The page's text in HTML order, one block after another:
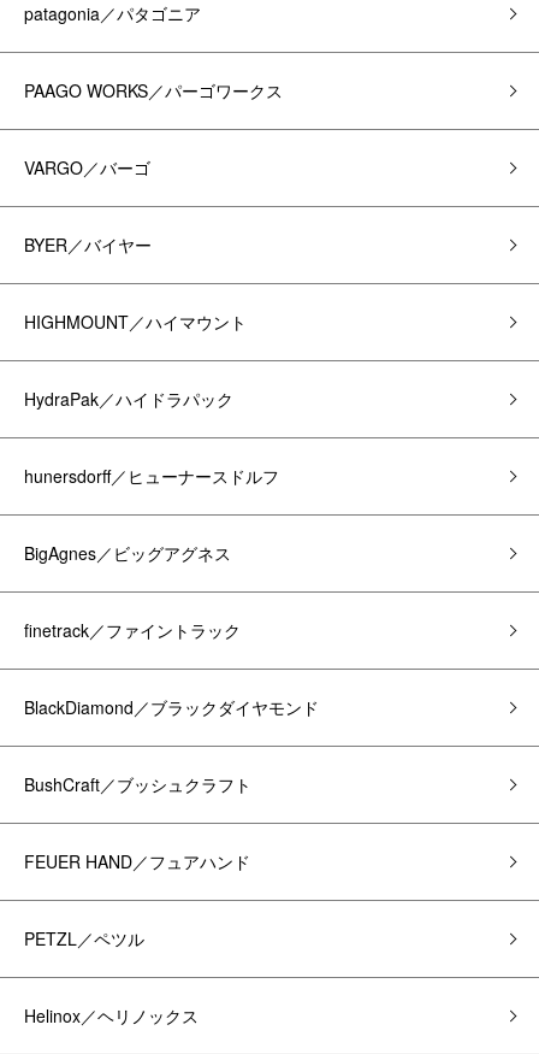
patagonia／パタゴニア
PAAGO WORKS／パーゴワークス
VARGO／バーゴ
BYER／バイヤー
HIGHMOUNT／ハイマウント
HydraPak／ハイドラパック
hunersdorff／ヒューナースドルフ
BigAgnes／ビッグアグネス
finetrack／ファイントラック
BlackDiamond／ブラックダイヤモンド
BushCraft／ブッシュクラフト
FEUER HAND／フュアハンド
PETZL／ペツル
Helinox／ヘリノックス